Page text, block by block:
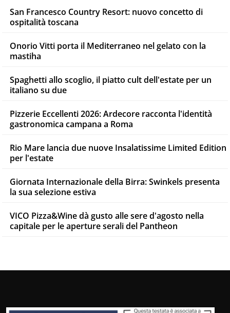
San Francesco Country Resort: nuovo concetto di
ospitalità toscana
Onorio Vitti porta il Mediterraneo nel gelato con la
mastiha
Spaghetti allo scoglio, il piatto cult dell'estate per un
italiano su due
Pizzerie Eccellenti 2026: Ardecore racconta l'identità
gastronomica campana a Roma
Rio Mare lancia due nuove Insalatissime Limited Edition
per l'estate
Giornata Internazionale della Birra: Swinkels presenta
la sua selezione estiva
VICO Pizza&Wine dà gusto alle sere d'agosto nella
capitale per le aperture serali del Pantheon